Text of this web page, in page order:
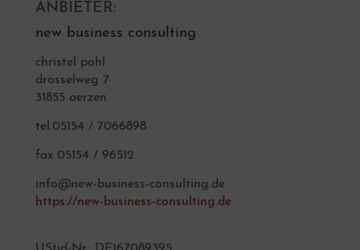
ANBIETER:
new business consulting
christel pohl
drosselweg 7
31855 aerzen
tel.05154 / 7066898
fax 05154 / 96512
info@new-business-consulting.de
https://new-business-consulting.de